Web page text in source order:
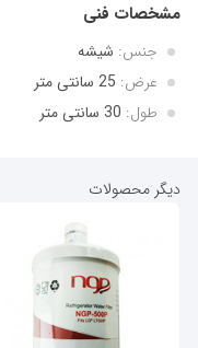
مشخصات فنی
جنس: شیشه
عرض: 25 سانتی متر
طول: 30 سانتی متر
دیگر محصولات